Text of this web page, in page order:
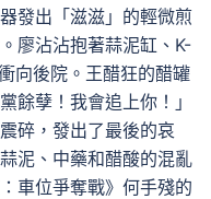
發出「滋滋」的輕微煎
廖沾沾抱著蒜泥缸、K-
向後院。王醋狂的醋罐
餘孽！我會追上你！」
碎，發出了最後的哀
泥、中藥和醋酸的混亂
車位爭奪戰》何手殘的